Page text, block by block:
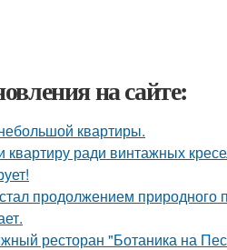
на сайте:
квартиры.
ради винтажных
продолжением природного
ресторан "Ботаника на